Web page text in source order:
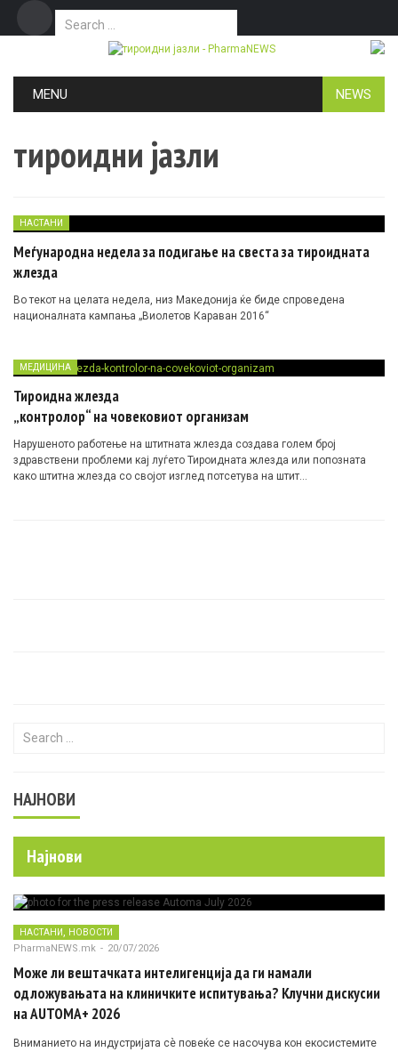
Search for:
MENU NEWS
тироидни јазли
НАСТАНИ
Меѓународна недела за подигање на свеста за тироидната
жлезда
Во текот на целата недела, низ Македонија ќе биде спроведена
националната кампања „Виолетов Караван 2016“
МЕДИЦИНА
Тироидна жлезда
„контролор“ на човековиот организам
Нарушеното работење на штитната жлезда создава голем број
здравствени проблеми кај луѓето Тироидната жлезда или попозната
како штитна жлезда со својот изглед потсетува на штит…
Search for:
НАЈНОВИ
Најнови
НАСТАНИ, НОВОСТИ
PharmaNEWS.mk - 20/07/2026
Може ли вештачката интелигенција да ги намали
одложувањата на клиничките испитувања? Клучни дискусии
на AUTOMA+ 2026
Вниманието на индустријата сè повеќе се насочува кон екосистемите